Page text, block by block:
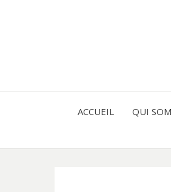
ACCUEIL QUI